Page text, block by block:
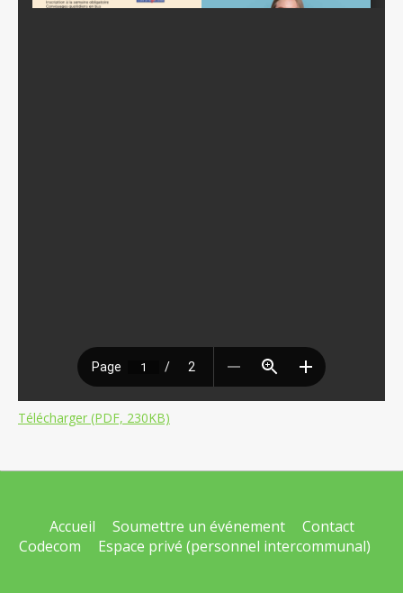
Télécharger (PDF, 230KB)
Accueil Soumettre un événement
Contact
Codecom
Espace privé (personnel intercommunal)